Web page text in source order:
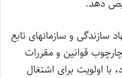
دهد.
سازندگی و سازمانهای تابع
قوانین و مقررات
با اولویت برای اشتغال